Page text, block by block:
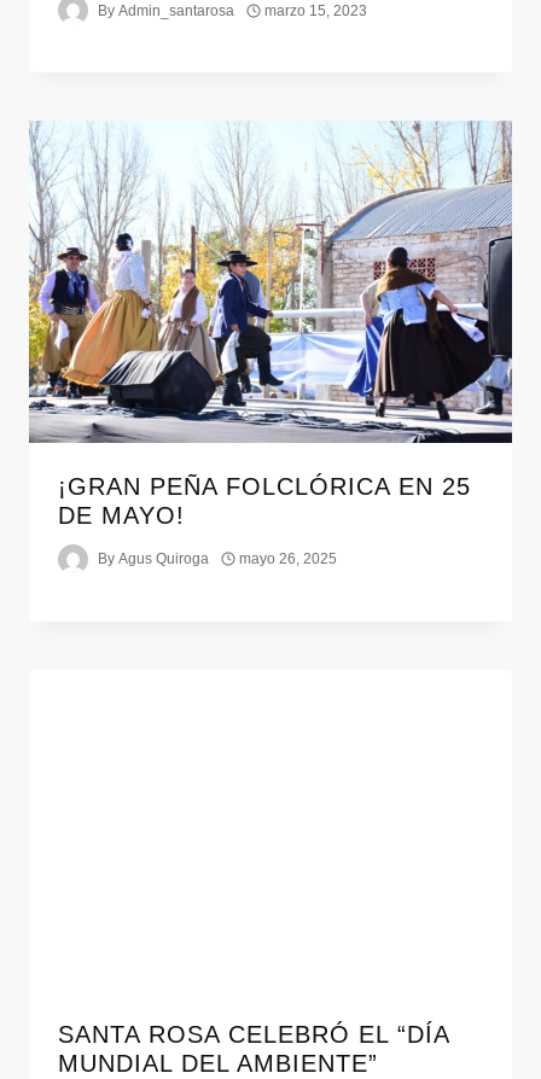
By Admin_santarosa marzo 15, 2023
¡GRAN PEÑA FOLCLÓRICA EN 25
DE MAYO!
By Agus Quiroga mayo 26, 2025
SANTA ROSA CELEBRÓ EL “DÍA
MUNDIAL DEL AMBIENTE”